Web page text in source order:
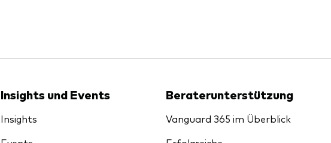
Money market
Vanguard Beratungsstudie
Insights und Events
Insights
Beraterunterstützung
Vanguard 365 im Überblick